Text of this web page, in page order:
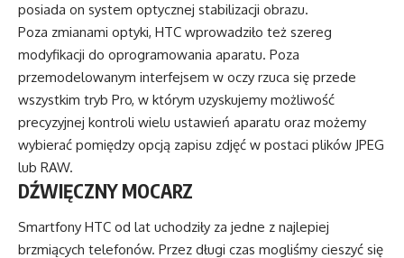
posiada on system optycznej stabilizacji obrazu.
Poza zmianami optyki, HTC wprowadziło też szereg
modyfikacji do oprogramowania aparatu. Poza
przemodelowanym interfejsem w oczy rzuca się przede
wszystkim tryb Pro, w którym uzyskujemy możliwość
precyzyjnej kontroli wielu ustawień aparatu oraz możemy
wybierać pomiędzy opcją zapisu zdjęć w postaci plików JPEG
lub RAW.
DŹWIĘCZNY MOCARZ
Smartfony HTC od lat uchodziły za jedne z najlepiej
brzmiących telefonów. Przez długi czas mogliśmy cieszyć się